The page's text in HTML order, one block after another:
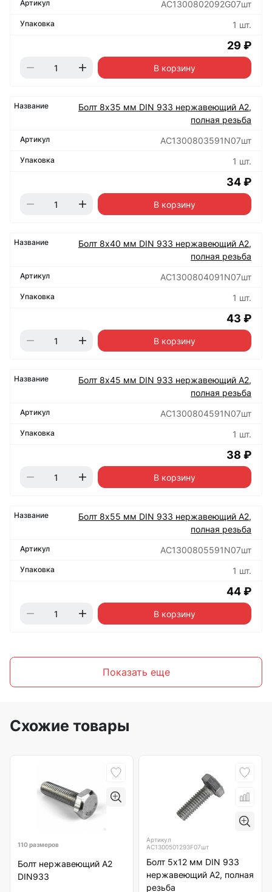
АС1300802092G07шт
1 шт.
29 ₽
В корзину
Болт 8х35 мм DIN 933 нержавеющий А2,
полная резьба
АС1300803591N07шт
1 шт.
34 ₽
В корзину
Болт 8х40 мм DIN 933 нержавеющий А2,
полная резьба
АС1300804091N07шт
1 шт.
43 ₽
В корзину
Болт 8х45 мм DIN 933 нержавеющий А2,
полная резьба
АС1300804591N07шт
1 шт.
38 ₽
В корзину
Болт 8х55 мм DIN 933 нержавеющий А2,
полная резьба
АС1300805591N07шт
1 шт.
44 ₽
В корзину
Показать еще
Схожие товары
110 размеров
Болт нержавеющий А2
DIN933
Артикул
АС1300501293F07шт
Болт 5х12 мм DIN 933
нержавеющий А2, полная
резьба